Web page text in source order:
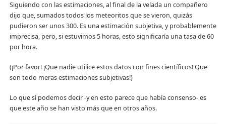
Siguiendo con las estimaciones, al final de la velada un compañero
dijo que, sumados todos los meteoritos que se vieron, quizás
pudieron ser unos 300. Es una estimación subjetiva, y probablemente
imprecisa, pero, si estuvimos 5 horas, esto significaría una tasa de 60
por hora.
(¡Por favor! ¡Que nadie utilice estos datos con fines científicos! Que
son todo meras estimaciones subjetivas!)
Lo que sí podemos decir -y en esto parece que había consenso- es
que este año se han visto más que en otros años.